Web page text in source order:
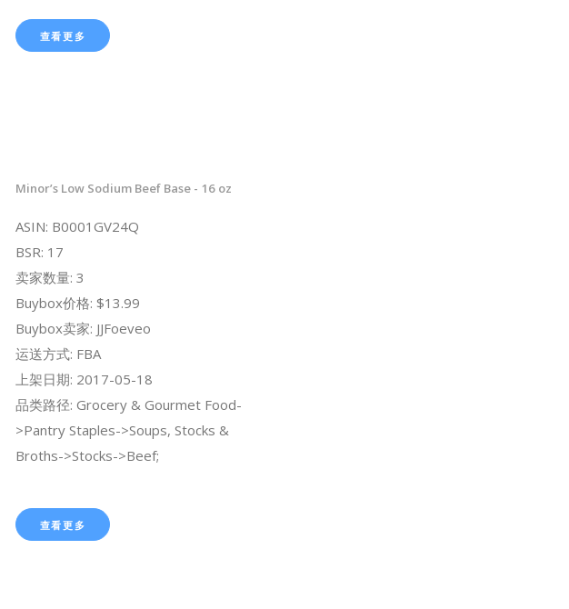
查看更多
Minor’s Low Sodium Beef Base - 16 oz
ASIN: B0001GV24Q
BSR: 17
卖家数量: 3
Buybox价格: $13.99
Buybox卖家: JJFoeveo
运送方式: FBA
上架日期: 2017-05-18
品类路径: Grocery & Gourmet Food-
>Pantry Staples->Soups, Stocks &
Broths->Stocks->Beef;
查看更多